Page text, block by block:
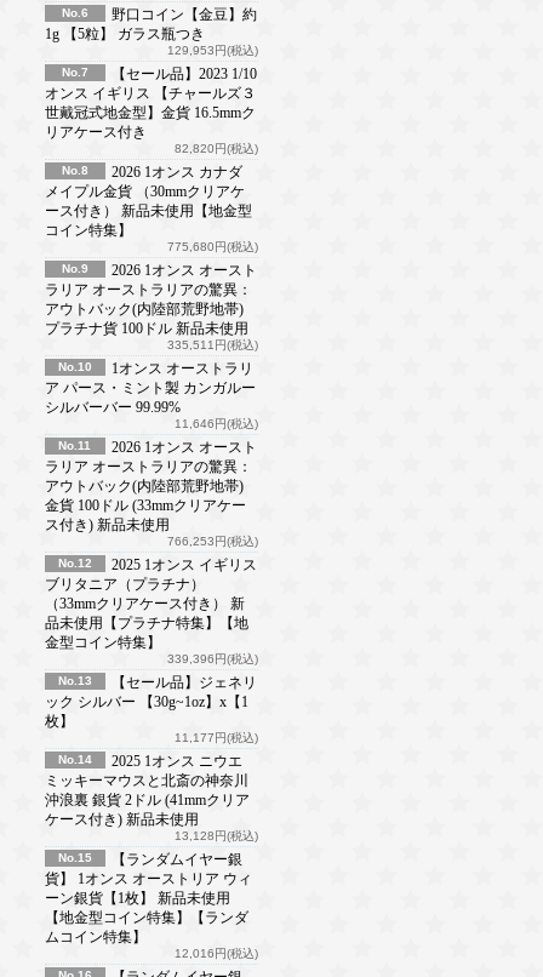
No.6
野口コイン【金豆】約
1g 【5粒】 ガラス瓶つき
129,953円(税込)
No.7
【セール品】2023 1/10
オンス イギリス 【チャールズ３
世戴冠式地金型】金貨 16.5mmク
リアケース付き
82,820円(税込)
No.8
2026 1オンス カナダ
メイプル金貨 （30mmクリアケ
ース付き） 新品未使用【地金型
コイン特集】
775,680円(税込)
No.9
2026 1オンス オースト
ラリア オーストラリアの驚異：
アウトバック(内陸部荒野地帯)
プラチナ貨 100ドル 新品未使用
335,511円(税込)
No.10
1オンス オーストラリ
ア パース・ミント製 カンガルー
シルバーバー 99.99%
11,646円(税込)
No.11
2026 1オンス オースト
ラリア オーストラリアの驚異：
アウトバック(内陸部荒野地帯)
金貨 100ドル (33mmクリアケー
ス付き) 新品未使用
766,253円(税込)
No.12
2025 1オンス イギリス
ブリタニア（プラチナ）
（33mmクリアケース付き） 新
品未使用【プラチナ特集】【地
金型コイン特集】
339,396円(税込)
No.13
【セール品】ジェネリ
ック シルバー 【30g~1oz】x【1
枚】
11,177円(税込)
No.14
2025 1オンス ニウエ
ミッキーマウスと北斎の神奈川
沖浪裏 銀貨 2ドル (41mmクリア
ケース付き) 新品未使用
13,128円(税込)
No.15
【ランダムイヤー銀
貨】 1オンス オーストリア ウィ
ーン銀貨【1枚】 新品未使用
【地金型コイン特集】【ランダ
ムコイン特集】
12,016円(税込)